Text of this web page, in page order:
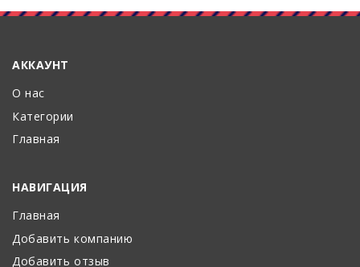
АККАУНТ
О нас
Категории
Главная
НАВИГАЦИЯ
Главная
Добавить компанию
Добавить отзыв